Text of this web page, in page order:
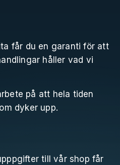
får du en garanti för att
håller vad vi
på att hela tiden
dyker upp.
till vår shop får